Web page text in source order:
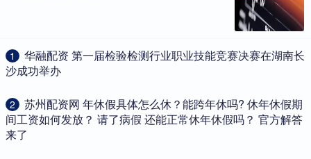
1
​华融配资 第一届检验检测行业职业技能竞赛决赛在湖南长
沙成功举办
2
​苏州配资网 年休假具体怎么休？能跨年休吗? 休年休假期
间工资如何发放？ 请了病假 还能正常休年休假吗？ 官方解答
来了